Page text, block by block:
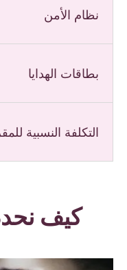
نظام الأمن
بطاقات الهدايا
التكلفة النسبية
كيف